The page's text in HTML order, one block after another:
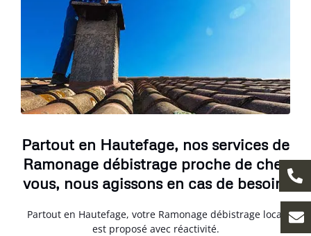
Partout en Hautefage, nos services de
Ramonage débistrage proche de chez
vous, nous agissons en cas de besoin.
Partout en Hautefage, votre Ramonage débistrage local
est proposé avec réactivité.